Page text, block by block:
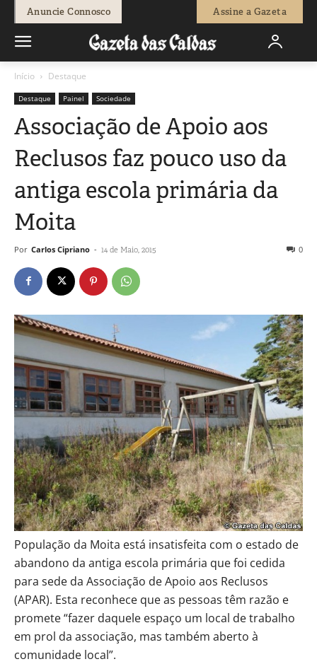
Anuncie Connosco Assine a Gazeta
Início Destaque
Destaque Painel Sociedade
Associação de Apoio aos
Reclusos faz pouco uso da
antiga escola primária da
Moita
Por Carlos Cipriano - 14 de Maio, 2015 0
População da Moita está insatisfeita com o estado de
abandono da antiga escola primária que foi cedida
para sede da Associação de Apoio aos Reclusos
(APAR). Esta reconhece que as pessoas têm razão e
promete “fazer daquele espaço um local de trabalho
em prol da associação, mas também aberto à
comunidade local”.